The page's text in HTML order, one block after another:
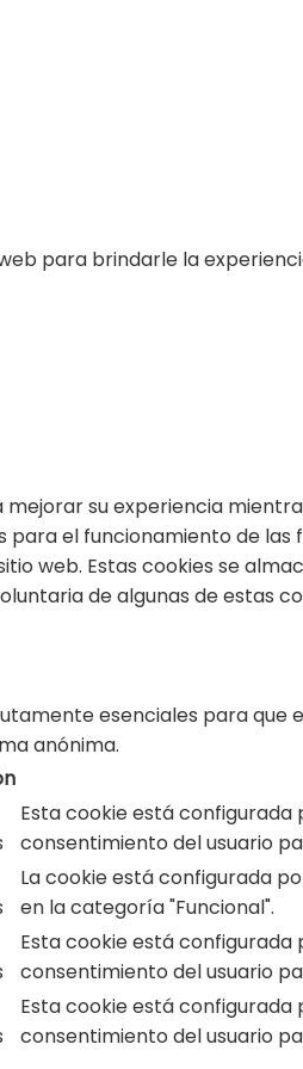
para brindarle la
su experiencia
para el funcionamiento de
web. Estas cookies se
de algunas de estas
esenciales para
anónima.
Esta cookie está configurada
consentimiento del usuario
La cookie está configurada
en la categoría "Funcional".
Esta cookie está configurada
consentimiento del usuario
Esta cookie está configurada
consentimiento del usuario